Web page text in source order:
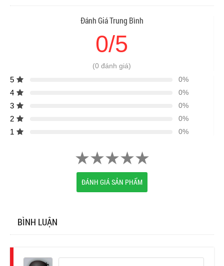
Đánh Giá Trung Bình
0/5
(0 đánh giá)
5 0%
4 0%
3 0%
2 0%
1 0%
ĐÁNH GIÁ SẢN PHẨM
BÌNH LUẬN